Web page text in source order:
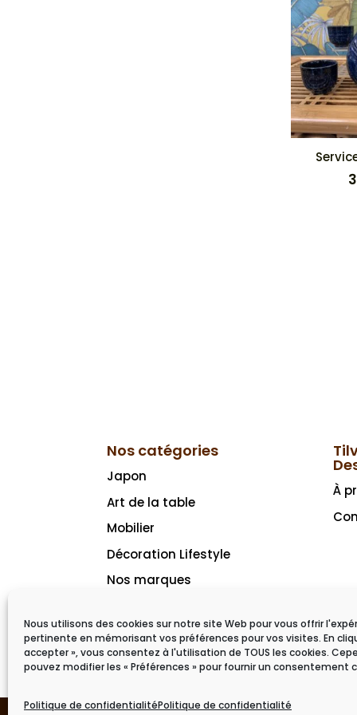
Nous utilisons des cookies sur notre site Web pour vous offrir
pertinente en mémorisant vos préférences pour vos visites. En
accepter », vous consentez à l'utilisation de TOUS les cookies.
pouvez modifier les « Préférences » pour fournir un consentement
Politique de confidentialitéPolitique de confidentialité
Nos catégories
Japon
Art de la table
Mobilier
Décoration Lifestyle
Nos marques
À